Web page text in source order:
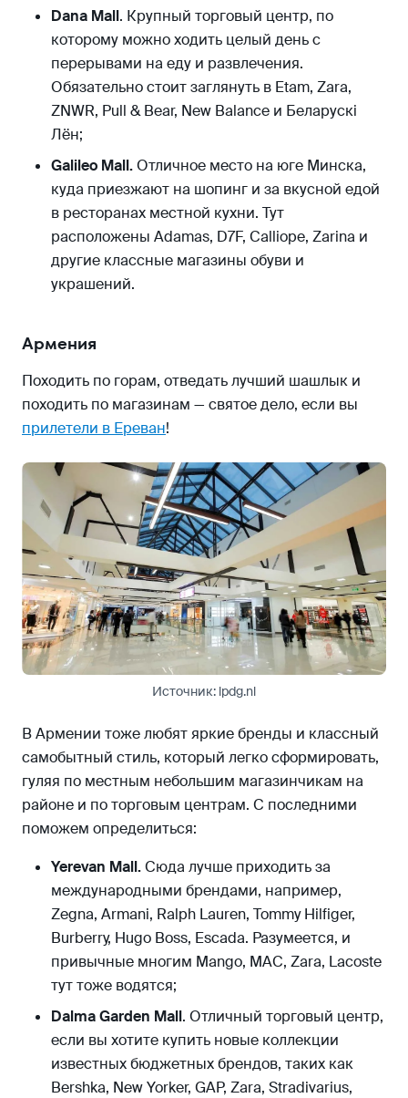
Dana Mall. Крупный торговый центр, по
которому можно ходить целый день с
перерывами на еду и развлечения.
Обязательно стоит заглянуть в Etam, Zara,
ZNWR, Pull & Bear, New Balance и Беларускi
Лён;
Galileo Mall.Отличное место на юге Минска,
куда приезжают на шопинг и за вкусной едой
в ресторанах местной кухни. Тут
расположены Adamas, D7F, Calliope, Zarina и
другие классные магазины обуви и
украшений.
Армения
Походить по горам, отведать лучший шашлык и
походить по магазинам — святое дело, если вы
прилетели в Ереван!
Источник: lpdg.nl
В Армении тоже любят яркие бренды и классный
самобытный стиль, который легко сформировать,
гуляя по местным небольшим магазинчикам на
районе и по торговым центрам. С последними
поможем определиться:
Yerevan Mall.Сюда лучше приходить за
международными брендами, например,
Zegna, Armani, Ralph Lauren, Tommy Hilfiger,
Burberry, Hugo Boss, Escada. Разумеется, и
привычные многим Mango, MAC, Zara, Lacoste
тут тоже водятся;
Dalma Garden Mall. Отличный торговый центр,
если вы хотите купить новые коллекции
известных бюджетных брендов, таких как
Bershka, New Yorker, GAP, Zara, Stradivarius,